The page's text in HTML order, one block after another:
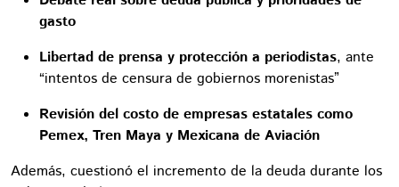
gasto
Libertad de prensa y protección a periodistas, ante
“intentos de censura de gobiernos morenistas”
Revisión del costo de empresas estatales como
Pemex, Tren Maya y Mexicana de Aviación
Además, cuestionó el incremento de la deuda durante los